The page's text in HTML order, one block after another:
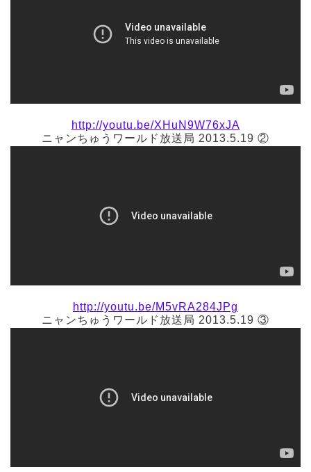
http://youtu.be/XHuN9W76xJA
ニャンちゅうワールド放送局 2013.5.19 ②
http://youtu.be/M5vRA284JPg
ニャンちゅうワールド放送局 2013.5.19 ③